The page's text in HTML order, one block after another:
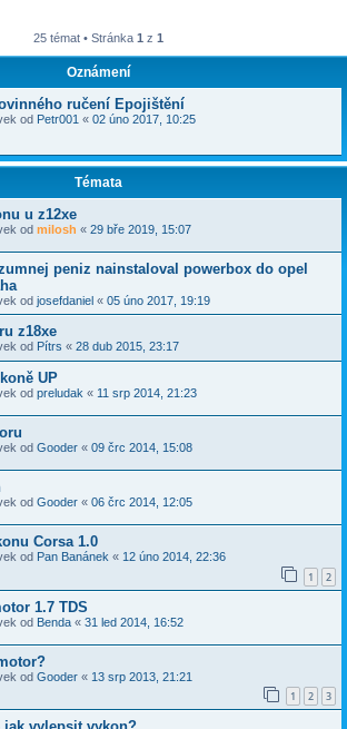
25 témat • Stránka 1 z 1
Oznámení
ručení Epojištění
od Petr001 « 02 úno 2017, 10:25
Témata
u z12xe
od milosh « 29 bře 2019, 15:07
peniz nainstaloval powerbox do opel
od josefdaniel « 05 úno 2017, 19:19
z18xe
od Pítrs « 28 dub 2015, 23:17
UP
od preludak « 11 srp 2014, 21:23
od Gooder « 09 črc 2014, 15:08
od Gooder « 06 črc 2014, 12:05
Corsa 1.0
od Pan Banánek « 12 úno 2014, 22:36
1 2
1.7 TDS
od Benda « 31 led 2014, 16:52
od Gooder « 13 srp 2013, 21:21
1 2 3